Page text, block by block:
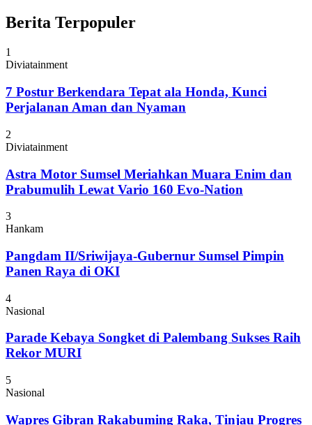
Berita Terpopuler
1
Diviatainment
7 Postur Berkendara Tepat ala Honda, Kunci
Perjalanan Aman dan Nyaman
2
Diviatainment
Astra Motor Sumsel Meriahkan Muara Enim dan
Prabumulih Lewat Vario 160 Evo-Nation
3
Hankam
Pangdam II/Sriwijaya-Gubernur Sumsel Pimpin
Panen Raya di OKI
4
Nasional
Parade Kebaya Songket di Palembang Sukses Raih
Rekor MURI
5
Nasional
Wapres Gibran Rakabuming Raka, Tinjau Progres